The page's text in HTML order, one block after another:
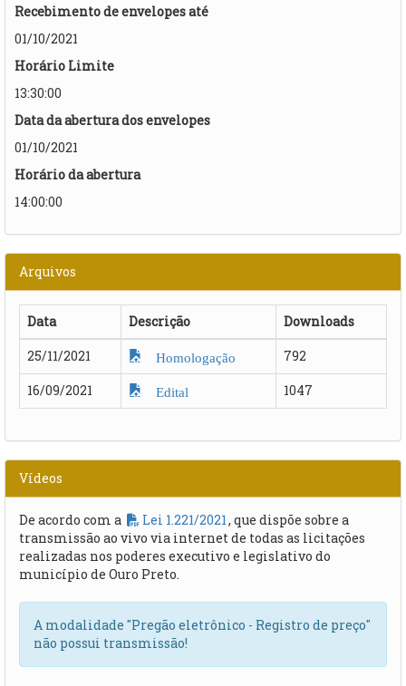
Recebimento de envelopes até
01/10/2021
Horário Limite
13:30:00
Data da abertura dos envelopes
01/10/2021
Horário da abertura
14:00:00
Arquivos
Data Descrição
Downloads
25/11/2021
Homologação
792
16/09/2021
Edital 1047
Vídeos
De acordo com a Lei 1.221/2021 , que dispõe sobre a
transmissão ao vivo via internet de todas as licitações
realizadas nos poderes executivo e legislativo do
município de Ouro Preto.
A modalidade "Pregão eletrônico - Registro de preço"
não possui transmissão!